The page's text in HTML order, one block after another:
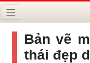
Bản vẽ
thái đẹp